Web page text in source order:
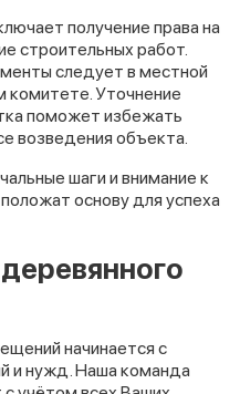
получение права на
строительных работ.
следует в местной
комитете. Уточнение
поможет избежать
возведения объекта.
шаги и внимание к
основу для успеха
начинается с
и нужд. Наша команда